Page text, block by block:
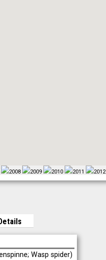
2008 2009 2010 2011 2012
Wasp spider)